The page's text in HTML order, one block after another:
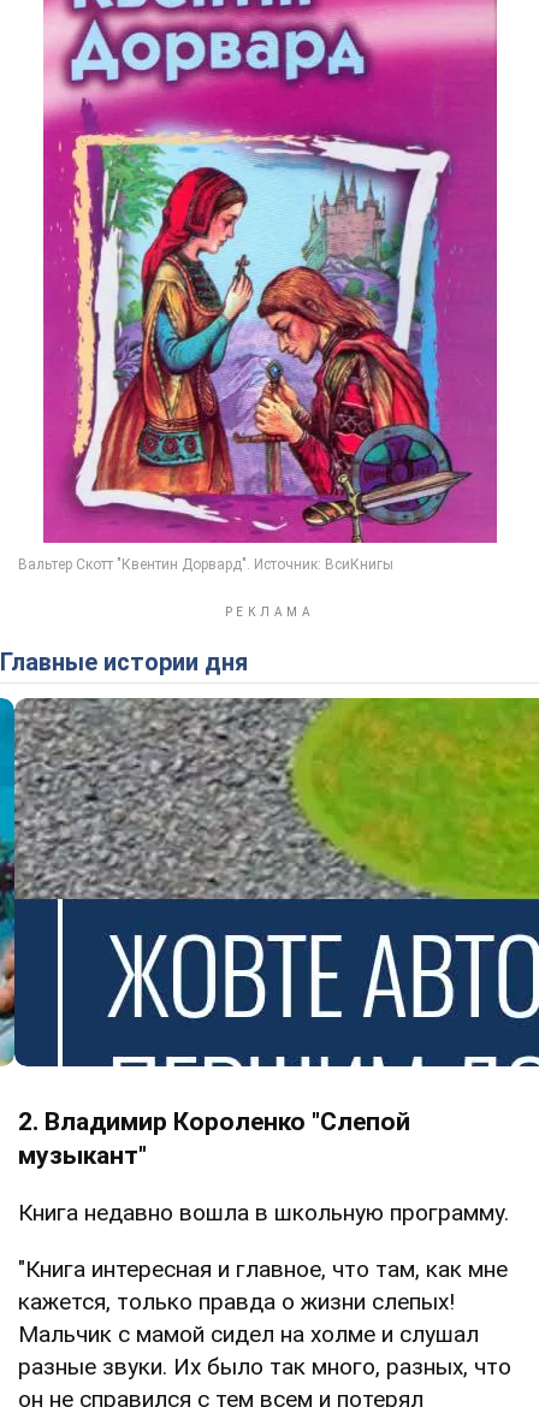
Главные истории дня
2. Владимир Короленко "Слепой
музыкант"
Книга недавно вошла в школьную программу.
"Книга интересная и главное, что там, как мне
кажется, только правда о жизни слепых!
Мальчик с мамой сидел на холме и слушал
разные звуки. Их было так много, разных, что
он не справился с тем всем и потерял